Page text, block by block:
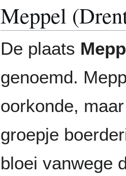
Meppel
De plaats
genoemd.
oorkonde,
groepje
bloei vanwege